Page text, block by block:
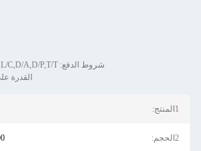
شروط الدفع: L/C,D/A,D/P,T/T,ويسترن يونيون,MoneyGram
القدرة على
1المنتج:
2الحجم: